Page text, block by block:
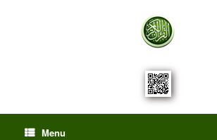
Menu